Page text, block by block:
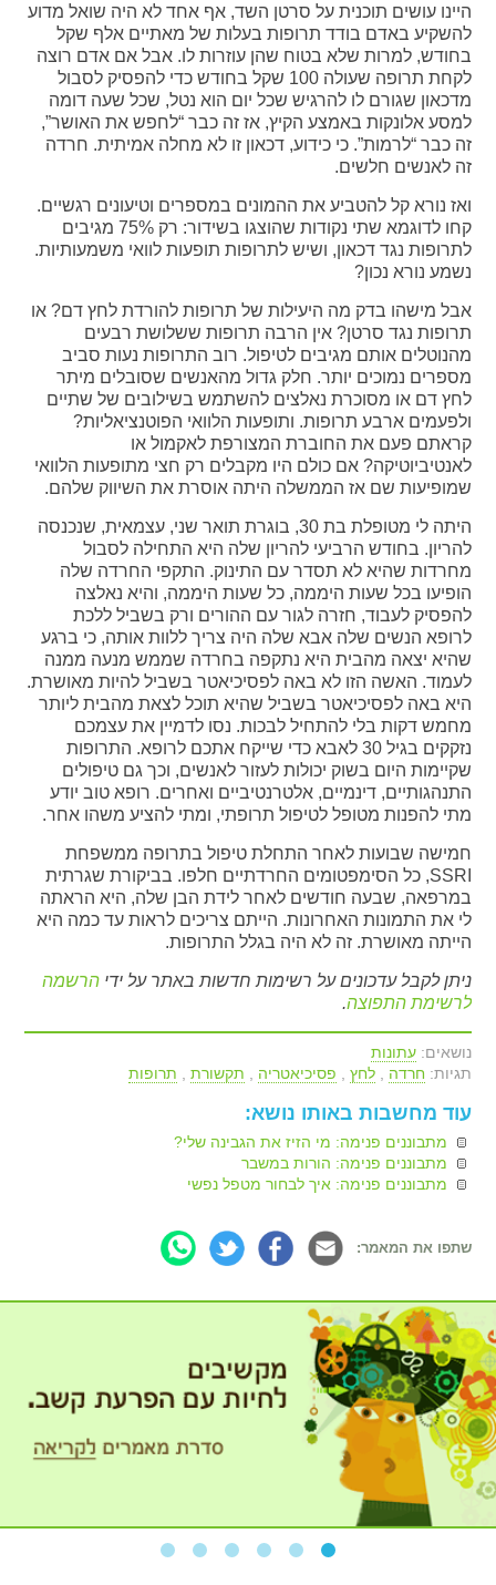
היינו עושים תוכנית על סרטן השד, אף אחד לא היה שואל מדוע
להשקיע באדם בודד תרופות בעלות של מאתיים אלף שקל
בחודש, למרות שלא בטוח שהן עוזרות לו. אבל אם אדם רוצה
לקחת תרופה שעולה 100 שקל בחודש כדי להפסיק לסבול
מדכאון שגורם לו להרגיש שכל יום הוא נטל, שכל שעה דומה
למסע אלונקות באמצע הקיץ, אז זה כבר “לחפש את האושר”,
זה כבר “לרמות”. כי כידוע, דכאון זו לא מחלה אמיתית. חרדה
זה לאנשים חלשים.
ואז נורא קל להטביע את ההמונים במספרים וטיעונים רגשיים.
קחו לדוגמא שתי נקודות שהוצגו בשידור: רק 75% מגיבים
לתרופות נגד דכאון, ושיש לתרופות תופעות לוואי משמעותיות.
נשמע נורא נכון?
אבל מישהו בדק מה היעילות של תרופות להורדת לחץ דם? או
תרופות נגד סרטן? אין הרבה תרופות ששלושת רבעים
מהנוטלים אותם מגיבים לטיפול. רוב התרופות נעות סביב
מספרים נמוכים יותר. חלק גדול מהאנשים שסובלים מיתר
לחץ דם או מסוכרת נאלצים להשתמש בשילובים של שתיים
ולפעמים ארבע תרופות. ותופעות הלוואי הפוטנציאליות?
קראתם פעם את החוברת המצורפת לאקמול או
לאנטיביוטיקה? אם כולם היו מקבלים רק חצי מתופעות הלוואי
שמופיעות שם אז הממשלה היתה אוסרת את השיווק שלהם.
היתה לי מטופלת בת 30, בוגרת תואר שני, עצמאית, שנכנסה
להריון. בחודש הרביעי להריון שלה היא התחילה לסבול
מחרדות שהיא לא תסדר עם התינוק. התקפי החרדה שלה
הופיעו בכל שעות היממה, כל שעות היממה, והיא נאלצה
להפסיק לעבוד, חזרה לגור עם ההורים ורק בשביל ללכת
לרופא הנשים שלה אבא שלה היה צריך ללוות אותה, כי ברגע
שהיא יצאה מהבית היא נתקפה בחרדה שממש מנעה ממנה
לעמוד. האשה הזו לא באה לפסיכיאטר בשביל להיות מאושרת.
היא באה לפסיכיאטר בשביל שהיא תוכל לצאת מהבית ליותר
מחמש דקות בלי להתחיל לבכות. נסו לדמיין את עצמכם
נזקקים בגיל 30 לאבא כדי שייקח אתכם לרופא. התרופות
שקיימות היום בשוק יכולות לעזור לאנשים, וכך גם טיפולים
התנהגותיים, דינמיים, אלטרנטיביים ואחרים. רופא טוב יודע
מתי להפנות מטופל לטיפול תרופתי, ומתי להציע משהו אחר.
חמישה שבועות לאחר התחלת טיפול בתרופה ממשפחת
SSRI, כל הסימפטומים החרדתיים חלפו. בביקורת שגרתית
במרפאה, שבעה חודשים לאחר לידת הבן שלה, היא הראתה
לי את התמונות האחרונות. הייתם צריכים לראות עד כמה היא
הייתה מאושרת. זה לא היה בגלל התרופות.
ניתן לקבל עדכונים על רשימות חדשות באתר על ידיהרשמה
לרשימת התפוצה.
נושאים:עתונות
תגיות: חרדה ,לחץ פסיכיאטריה תקשורת תרופות
עוד מחשבות באותו נושא:
מתבוננים פנימה: מי הזיז את הגבינה שלי?
מתבוננים פנימה: הורות במשבר
מתבוננים פנימה: איך לבחור מטפל נפשי
שתפו את המאמר: